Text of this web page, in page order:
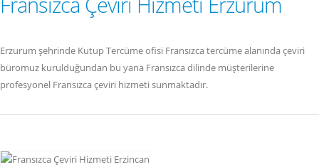
Erzurum şehrinde Kutup Tercüme ofisi Fransızca tercüme alanında çeviri
büromuz kurulduğundan bu yana Fransızca dilinde müşterilerine
profesyonel Fransızca çeviri hizmeti sunmaktadır.